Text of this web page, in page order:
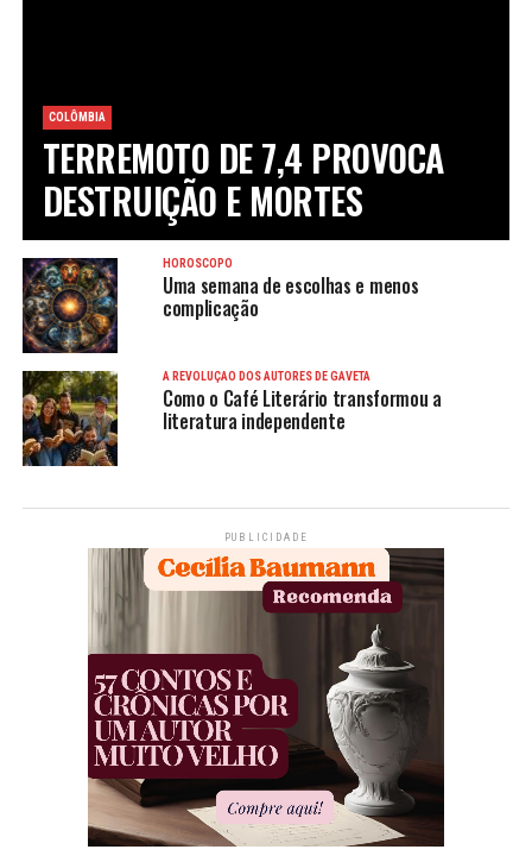
COLÔMBIA
TERREMOTO DE 7,4 PROVOCA
DESTRUIÇÃO E MORTES
HORÓSCOPO
Uma semana de escolhas e menos
complicação
A REVOLUÇÃO DOS AUTORES DE GAVETA
Como o Café Literário transformou a
literatura independente
PUBLICIDADE